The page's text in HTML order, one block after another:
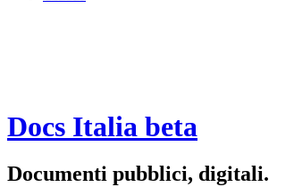
Docs Italia beta
Documenti pubblici, digitali.